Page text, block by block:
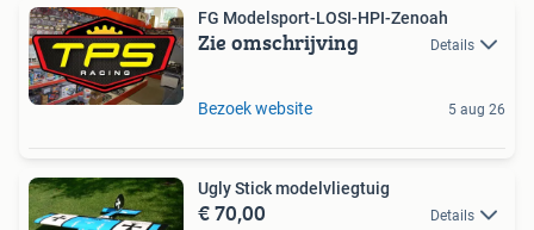
FG Modelsport-LOSI-HPI-Zenoah
Zie omschrijving Details
Bezoek website 5 aug 26
Ugly Stick modelvliegtuig
€ 70,00 Details